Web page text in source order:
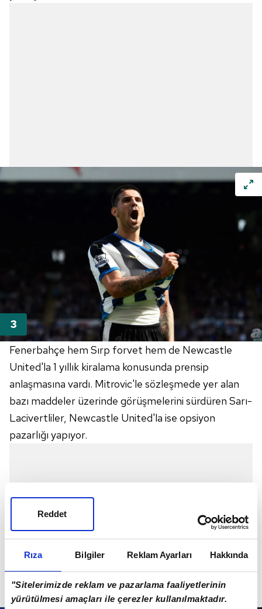
Rıza Bilgiler Reklam Ayarları Hakkında
"Sitelerimizde reklam ve pazarlama faaliyetlerinin
yürütülmesi amaçları ile çerezler kullanılmaktadır.
Reddet
Fenerbahçe hem Sırp forvet hem de Newcastle
United'la 1 yıllık kiralama konusunda prensip
anlaşmasına vardı. Mitrovic'le sözleşmede yer alan
bazı maddeler üzerinde görüşmelerini sürdüren Sarı-
Lacivertliler, Newcastle United'la ise opsiyon
pazarlığı yapıyor.